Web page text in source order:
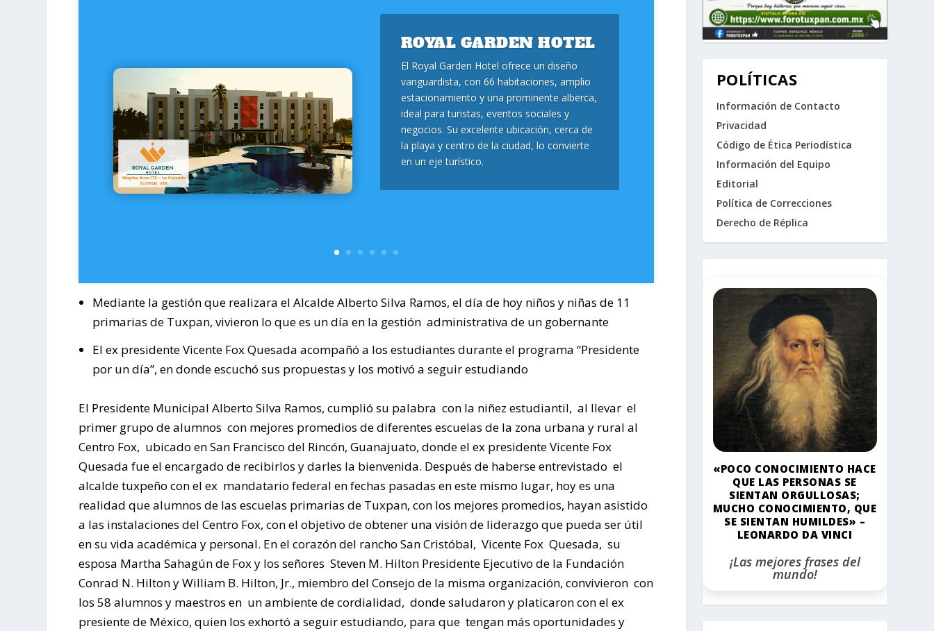
ROYAL GARDEN HOTEL
El Royal Garden Hotel ofrece un diseño
vanguardista, con 66 habitaciones, amplio
estacionamiento y una prominente alberca,
ideal para turistas, eventos sociales y
negocios. Su excelente ubicación, cerca de
la playa y centro de la ciudad, lo convierte
en un eje turístico.
Mediante la gestión que realizara el Alcalde Alberto Silva Ramos, el día de hoy niños y niñas de 11
primarias de Tuxpan, vivieron lo que es un día en la gestión administrativa de un gobernante
El ex presidente Vicente Fox Quesada acompañó a los estudiantes durante el programa “Presidente
por un día”, en donde escuchó sus propuestas y los motivó a seguir estudiando
El Presidente Municipal Alberto Silva Ramos, cumplió su palabra con la niñez estudiantil, al llevar el
primer grupo de alumnos con mejores promedios de diferentes escuelas de la zona urbana y rural al
Centro Fox, ubicado en San Francisco del Rincón, Guanajuato, donde el ex presidente Vicente Fox
Quesada fue el encargado de recibirlos y darles la bienvenida. Después de haberse entrevistado el
alcalde tuxpeño con el ex mandatario federal en fechas pasadas en este mismo lugar, hoy es una
realidad que alumnos de las escuelas primarias de Tuxpan, con los mejores promedios, hayan asistido
a las instalaciones del Centro Fox, con el objetivo de obtener una visión de liderazgo que pueda ser útil
en su vida académica y personal. En el corazón del rancho San Cristóbal, Vicente Fox Quesada, su
esposa Martha Sahagún de Fox y los señores Steven M. Hilton Presidente Ejecutivo de la Fundación
Conrad N. Hilton y William B. Hilton, Jr., miembro del Consejo de la misma organización, convivieron con
los 58 alumnos y maestros en un ambiente de cordialidad, donde saludaron y platicaron con el ex
presiente de México, quien los exhortó a seguir estudiando, para que tengan más oportunidades y
POLÍTICAS
Información de Contacto
Privacidad
Código de Ética Periodística
Información del Equipo
Editorial
Política de Correcciones
Derecho de Réplica
«POCO CONOCIMIENTO HACE
QUE LAS PERSONAS SE
SIENTAN ORGULLOSAS;
MUCHO CONOCIMIENTO, QUE
SE SIENTAN HUMILDES» –
LEONARDO DA VINCI
¡Las mejores frases del
mundo!